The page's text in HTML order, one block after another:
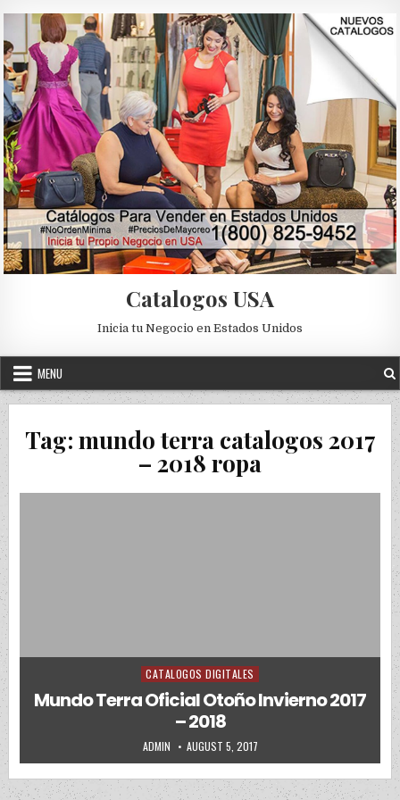
Catalogos USA
Inicia tu Negocio en Estados Unidos
MENU
Tag: mundo terra catalogos 2017
– 2018 ropa
Posted in
CATALOGOS DIGITALES
Mundo Terra Oficial Otoño Invierno 2017
– 2018
AUTHOR:
ADMIN PUBLISHED DATE:
AUGUST 5, 2017